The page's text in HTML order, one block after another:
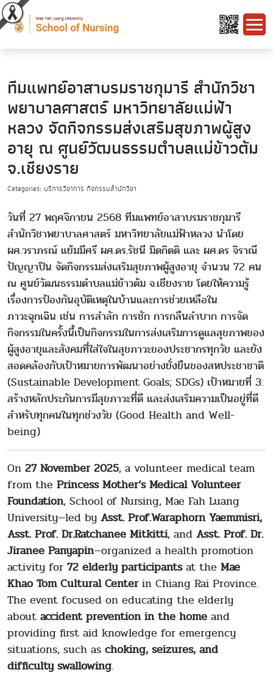
ทีมแพทย์อาสาบรมราชกุมารี สำนักวิชา
พยาบาลศาสตร์ มหาวิทยาลัยแม่ฟ้า
หลวง จัดกิจกรรมส่งเสริมสุขภาพผู้สูง
อายุ ณ ศูนย์วัฒนธรรมตำบลแม่ข้าวต้ม
จ.เชียงราย
Categories: บริการวิชาการ กิจกรรมสำนักวิชา
วันที่ 27 พฤศจิกายน 2568 ทีมแพทย์อาสาบรมราชกุมารี
สำนักวิชาพยาบาลศาสตร์ มหาวิทยาลัยแม่ฟ้าหลวง นำโดย
ผศ.วราภรณ์ แย้มมีศรี ผศ.ดร.รัชนี มิตกิตติ และ ผศ.ดร จิราณี
ปัญญาปิน จัดกิจกรรมส่งเสริมสุขภาพผู้สูงอายุ จำนวน 72 คน
ณ ศูนย์วัฒนธรรมตำบลแม่ข้าวต้ม จ.เชียงราย โดยให้ความรู้
เรื่องการป้องกันอุบัติเหตุในบ้านและการช่วยเหลือใน
ภาวะฉุกเฉิน เช่น การสำลัก การชัก การกลืนลำบาก การจัด
กิจกรรมในครั้งนี้เป็นกิจกรรมในการส่งเสริมการดูแลสุขภาพของ
ผู้สูงอายุและสังคมที่ใส่ใจในสุขภาวะของประชากรทุกวัย และยัง
สอดคล้องกับเป้าหมายการพัฒนาอย่างยั่งยืนของสหประชาชาติ
(Sustainable Development Goals; SDGs) เป้าหมายที่ 3:
สร้างหลักประกันการมีสุขภาวะที่ดี และส่งเสริมความเป็นอยู่ที่ดี
สำหรับทุกคนในทุกช่วงวัย (Good Health and Well-
being)
On 27 November 2025, a volunteer medical team
from the Princess Mother’s Medical Volunteer
Foundation, School of Nursing, Mae Fah Luang
University—led by Asst. Prof.Waraphorn Yaemmisri,
Asst. Prof. Dr.Ratchanee Mitkitti, and Asst. Prof. Dr.
Jiranee Panyapin—organized a health promotion
activity for 72 elderly participantsat the Mae
Khao Tom Cultural Centerin Chiang Rai Province.
The event focused on educating the elderly
about accident prevention in the home and
providing first aid knowledge for emergency
situations, such as choking, seizures, and
difficulty swallowing.